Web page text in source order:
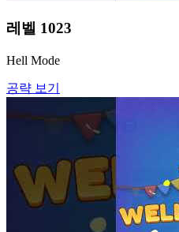
레벨 1023
Hell Mode
공략 보기